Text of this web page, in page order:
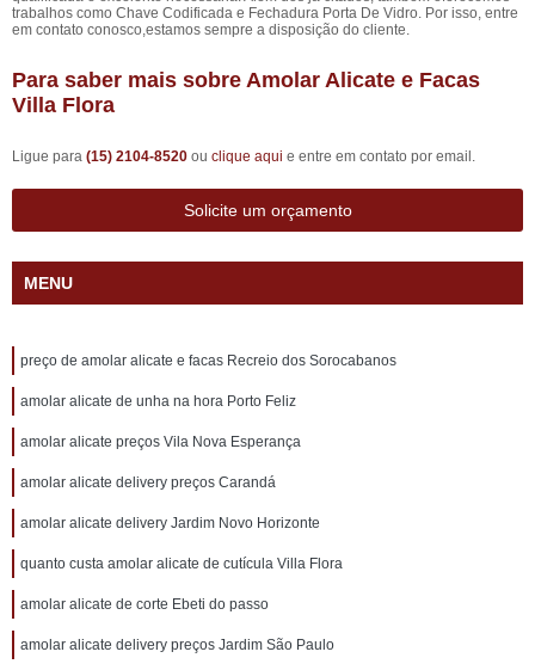
trabalhos como Chave Codificada e Fechadura Porta De Vidro. Por isso, entre
em contato conosco,estamos sempre a disposição do cliente.
Para saber mais sobre Amolar Alicate e Facas
Villa Flora
Ligue para (15) 2104-8520 ou clique aqui e entre em contato por email.
Solicite um orçamento
MENU
preço de amolar alicate e facas Recreio dos Sorocabanos
amolar alicate de unha na hora Porto Feliz
amolar alicate preços Vila Nova Esperança
amolar alicate delivery preços Carandá
amolar alicate delivery Jardim Novo Horizonte
quanto custa amolar alicate de cutícula Villa Flora
amolar alicate de corte Ebeti do passo
amolar alicate delivery preços Jardim São Paulo